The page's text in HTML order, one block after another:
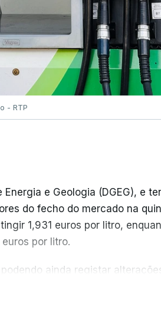
- RTP
e Geologia (DGEG), e
do fecho do mercado na
1,931 euros por litro,
por litro.
podendo ainda registar